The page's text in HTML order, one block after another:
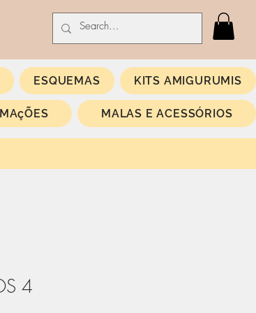
ESQUEMAS KITS AMIGURUMIS
MALAS E ACESSÓRIOS
4